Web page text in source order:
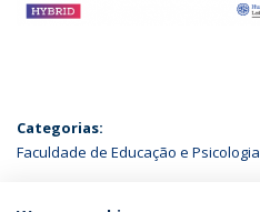
Categorias:
Faculdade de Educação e Psicologia